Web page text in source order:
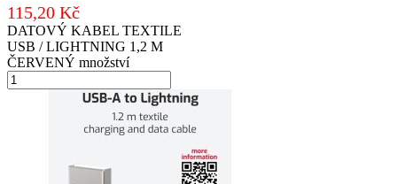
115,20 Kč
DATOVÝ KABEL TEXTILE
USB / LIGHTNING 1,2 M
ČERVENÝ množství